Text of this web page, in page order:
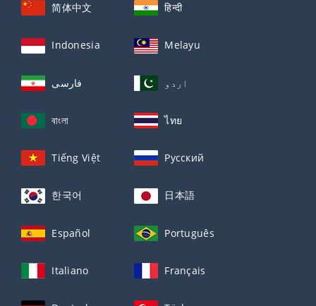
简体中文 हिन्दी
Indonesia Melayu
فارسی اردو
বাংলা ไทย
Tiếng Việt Русский
한국어 日本語
Español Português
Italiano Français